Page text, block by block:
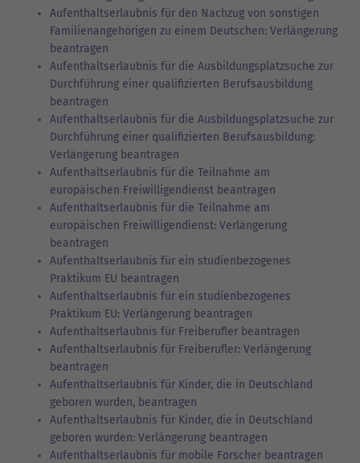
Aufenthaltserlaubnis für den Nachzug von sonstigen
Familienangehörigen zu einem Deutschen: Verlängerung
beantragen
Aufenthaltserlaubnis für die Ausbildungsplatzsuche zur
Durchführung einer qualifizierten Berufsausbildung
beantragen
Aufenthaltserlaubnis für die Ausbildungsplatzsuche zur
Durchführung einer qualifizierten Berufsausbildung:
Verlängerung beantragen
Aufenthaltserlaubnis für die Teilnahme am
europäischen Freiwilligendienst beantragen
Aufenthaltserlaubnis für die Teilnahme am
europäischen Freiwilligendienst: Verlängerung
beantragen
Aufenthaltserlaubnis für ein studienbezogenes
Praktikum EU beantragen
Aufenthaltserlaubnis für ein studienbezogenes
Praktikum EU: Verlängerung beantragen
Aufenthaltserlaubnis für Freiberufler beantragen
Aufenthaltserlaubnis für Freiberufler: Verlängerung
beantragen
Aufenthaltserlaubnis für Kinder, die in Deutschland
geboren wurden, beantragen
Aufenthaltserlaubnis für Kinder, die in Deutschland
geboren wurden: Verlängerung beantragen
Aufenthaltserlaubnis für mobile Forscher beantragen